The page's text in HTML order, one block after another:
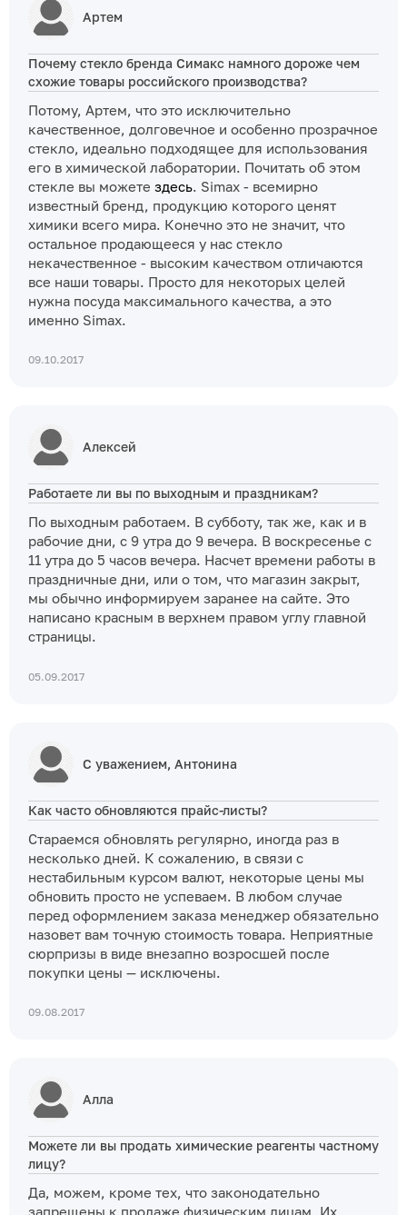
Артем
Почему стекло бренда Симакс намного дороже чем
схожие товары российского производства?
Потому, Артем, что это исключительно
качественное, долговечное и особенно прозрачное
стекло, идеально подходящее для использования
его в химической лаборатории. Почитать об этом
стекле вы можете здесь. Simax - всемирно
известный бренд, продукцию которого ценят
химики всего мира. Конечно это не значит, что
остальное продающееся у нас стекло
некачественное - высоким качеством отличаются
все наши товары. Просто для некоторых целей
нужна посуда максимального качества, а это
именно Simax.
09.10.2017
Алексей
Работаете ли вы по выходным и праздникам?
По выходным работаем. В субботу, так же, как и в
рабочие дни, с 9 утра до 9 вечера. В воскресенье с
11 утра до 5 часов вечера. Насчет времени работы в
праздничные дни, или о том, что магазин закрыт,
мы обычно информируем заранее на сайте. Это
написано красным в верхнем правом углу главной
страницы.
05.09.2017
С уважением, Антонина
Как часто обновляются прайс-листы?
Стараемся обновлять регулярно, иногда раз в
несколько дней. К сожалению, в связи с
нестабильным курсом валют, некоторые цены мы
обновить просто не успеваем. В любом случае
перед оформлением заказа менеджер обязательно
назовет вам точную стоимость товара. Неприятные
сюрпризы в виде внезапно возросшей после
покупки цены — исключены.
09.08.2017
Алла
Можете ли вы продать химические реагенты частному
лицу?
Да, можем, кроме тех, что законодательно